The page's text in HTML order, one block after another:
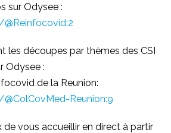
sur Odysee :
les découpes par thèmes des CSI
Odysee :
de la Reunion:
Reunion:9
de vous accueillir en direct à partir